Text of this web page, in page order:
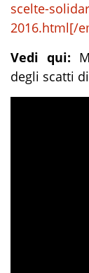
scelte-
2016.html[/
Vedi qui:
degli scatti